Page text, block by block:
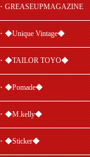
・GREASEUPMAGAZINE
・◆Unique Vintage◆
・◆TAILOR TOYO◆
・◆Pomade◆
・◆M.kelly◆
・◆Sticker◆